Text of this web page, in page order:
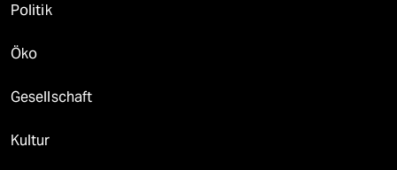
Politik
Öko
Gesellschaft
Kultur